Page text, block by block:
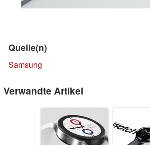
Quelle(n)
Samsung
Verwandte Artikel